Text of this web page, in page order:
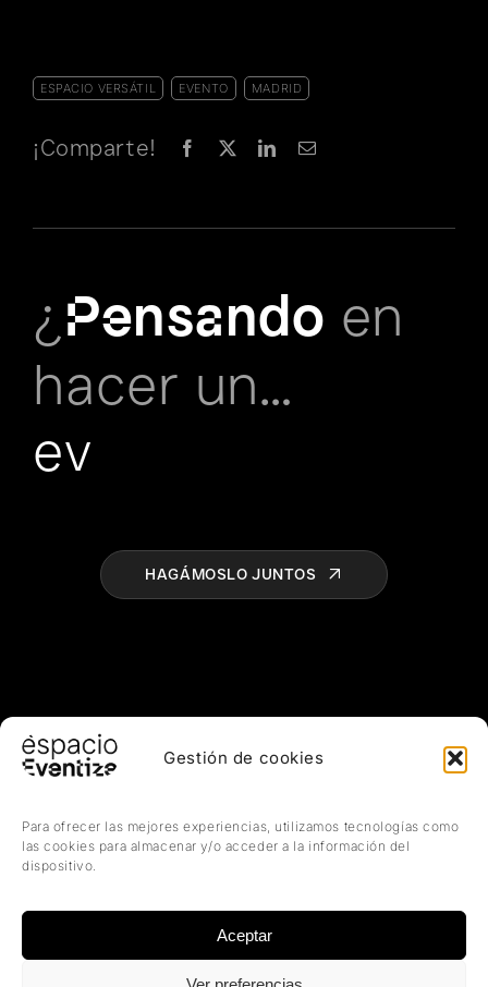
Gestión de cookies
Para ofrecer las mejores experiencias, utilizamos tecnologías como
las cookies para almacenar y/o acceder a la información del
dispositivo.
Aceptar
ESPACIO VERSÁTIL EVENTO MADRID
¡Comparte!
¿ Pensando en
hacer un…
HAGÁMOSLO JUNTOS